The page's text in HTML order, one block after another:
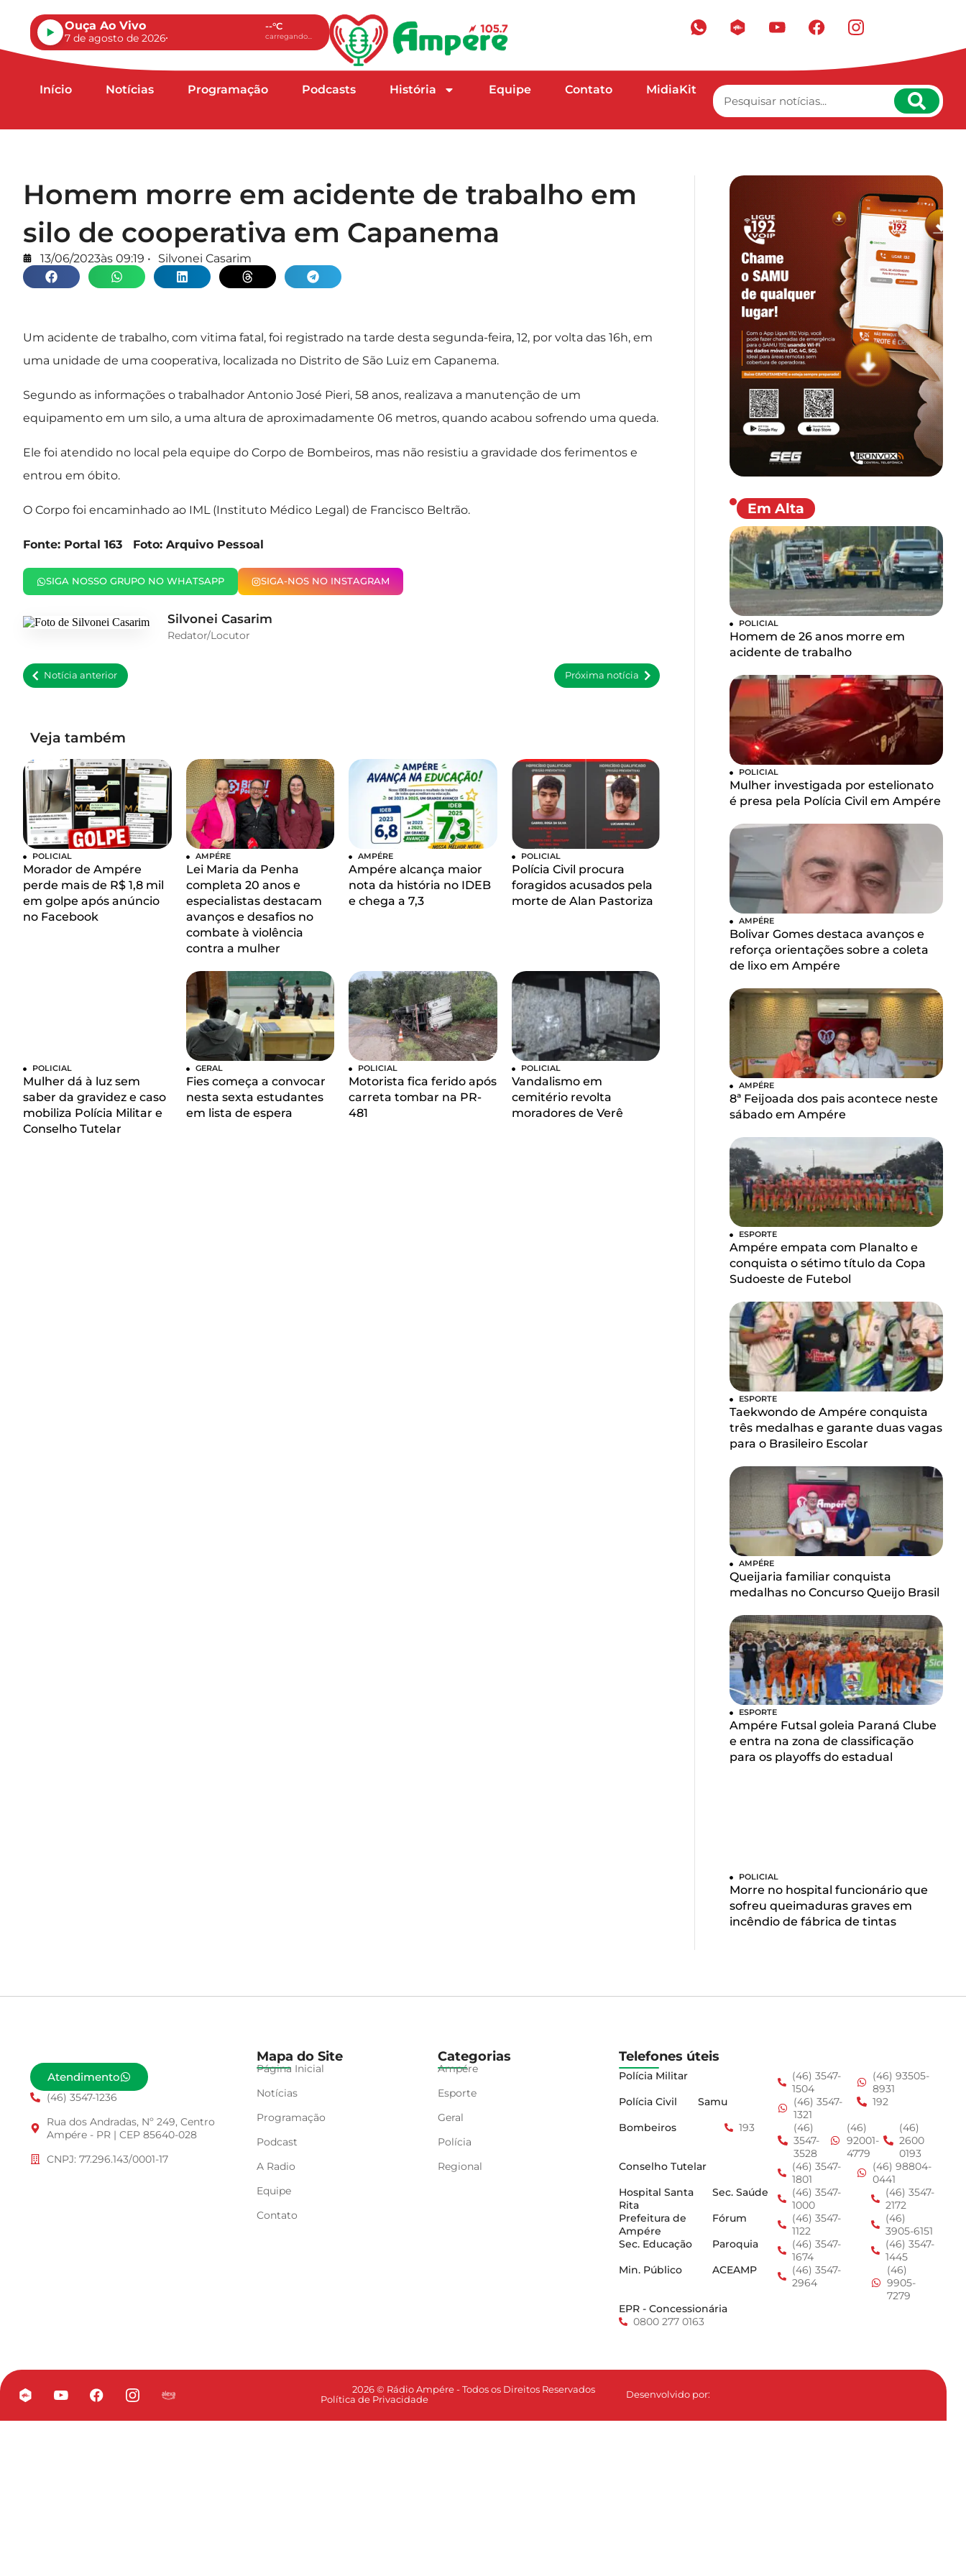
Ouça Ao Vivo
7 de agosto de 2026
--°C
carregando...
Início Notícias Programação Podcasts História Equipe Contato MidiaKit
Homem morre em acidente de trabalho em
silo de cooperativa em Capanema
13/06/2023às 09:19 • Silvonei Casarim
Um acidente de trabalho, com vitima fatal, foi registrado na tarde desta segunda-feira, 12, por volta das 16h, em
uma unidade de uma cooperativa, localizada no Distrito de São Luiz em Capanema.
Segundo as informações o trabalhador Antonio José Pieri, 58 anos, realizava a manutenção de um
equipamento em um silo, a uma altura de aproximadamente 06 metros, quando acabou sofrendo uma queda.
Ele foi atendido no local pela equipe do Corpo de Bombeiros, mas não resistiu a gravidade dos ferimentos e
entrou em óbito.
O Corpo foi encaminhado ao IML (Instituto Médico Legal) de Francisco Beltrão.
Fonte: Portal 163 Foto: Arquivo Pessoal
SIGA NOSSO GRUPO NO WHATSAPP SIGA-NOS NO INSTAGRAM
Silvonei Casarim
Redator/Locutor
Notícia anterior Próxima notícia
Veja também
POLICIAL
Morador de Ampére
perde mais de R$ 1,8 mil
em golpe após anúncio
no Facebook
AMPÉRE
Lei Maria da Penha
completa 20 anos e
especialistas destacam
avanços e desafios no
combate à violência
contra a mulher
AMPÉRE
Ampére alcança maior
nota da história no IDEB
e chega a 7,3
POLICIAL
Polícia Civil procura
foragidos acusados pela
morte de Alan Pastoriza
POLICIAL
Mulher dá à luz sem
saber da gravidez e caso
mobiliza Polícia Militar e
Conselho Tutelar
GERAL
Fies começa a convocar
nesta sexta estudantes
em lista de espera
POLICIAL
Motorista fica ferido após
carreta tombar na PR-
481
POLICIAL
Vandalismo em
cemitério revolta
moradores de Verê
Em Alta
POLICIAL
Homem de 26 anos morre em
acidente de trabalho
POLICIAL
Mulher investigada por estelionato
é presa pela Polícia Civil em Ampére
AMPÉRE
Bolivar Gomes destaca avanços e
reforça orientações sobre a coleta
de lixo em Ampére
AMPÉRE
8ª Feijoada dos pais acontece neste
sábado em Ampére
ESPORTE
Ampére empata com Planalto e
conquista o sétimo título da Copa
Sudoeste de Futebol
ESPORTE
Taekwondo de Ampére conquista
três medalhas e garante duas vagas
para o Brasileiro Escolar
AMPÉRE
Queijaria familiar conquista
medalhas no Concurso Queijo Brasil
ESPORTE
Ampére Futsal goleia Paraná Clube
e entra na zona de classificação
para os playoffs do estadual
POLICIAL
Morre no hospital funcionário que
sofreu queimaduras graves em
incêndio de fábrica de tintas
Atendimento
(46) 3547-1236
Rua dos Andradas, Nº 249, Centro
Ampére - PR | CEP 85640-028
CNPJ: 77.296.143/0001-17
Mapa do Site
Página Inicial
Notícias
Programação
Podcast
A Radio
Equipe
Contato
Categorias
Ampére
Esporte
Geral
Polícia
Regional
Telefones úteis
Polícia Militar
(46) 3547-
1504
(46) 93505-
8931
Polícia Civil
Samu
(46) 3547-
1321
192
Bombeiros
193
(46)
3547-
3528
(46)
92001-
4779
(46)
2600
0193
Conselho Tutelar
(46) 3547-
1801
(46) 98804-
0441
Hospital Santa
Rita
Sec. Saúde
(46) 3547-
1000
(46) 3547-
2172
Prefeitura de
Ampére
Fórum
(46) 3547-
1122
(46)
3905-6151
Sec. Educação
Paroquia
(46) 3547-
1674
(46) 3547-
1445
Min. Público
ACEAMP
(46) 3547-
2964
(46)
9905-
7279
EPR - Concessionária
0800 277 0163
2026 © Rádio Ampére - Todos os Direitos Reservados
Política de Privacidade
Desenvolvido por: